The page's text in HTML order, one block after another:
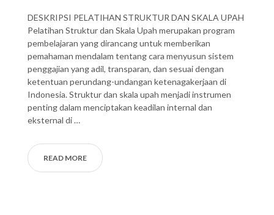
DESKRIPSI PELATIHAN STRUKTUR DAN SKALA UPAH
Pelatihan Struktur dan Skala Upah merupakan program
pembelajaran yang dirancang untuk memberikan
pemahaman mendalam tentang cara menyusun sistem
penggajian yang adil, transparan, dan sesuai dengan
ketentuan perundang-undangan ketenagakerjaan di
Indonesia. Struktur dan skala upah menjadi instrumen
penting dalam menciptakan keadilan internal dan
eksternal di …
READ MORE